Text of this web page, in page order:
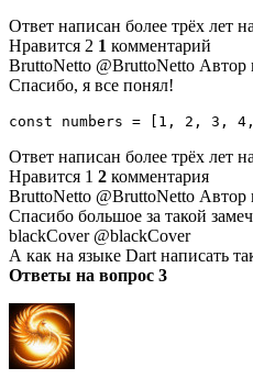
Ответ написан более трёх лет
Нравится 2 1 комментарий
BruttoNetto @BruttoNetto Автор
Спасибо, я все понял!
const numbers = [1, 2, 3,
Ответ написан более трёх лет
Нравится 1 2 комментария
BruttoNetto @BruttoNetto Автор
Спасибо большое за такой
blackCover @blackCover
А как на языке Dart написать
Ответы на вопрос 3